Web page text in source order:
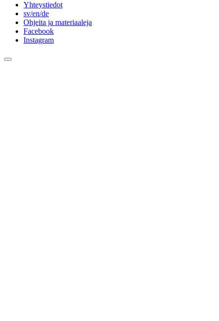
Yhteystiedot
sv/en/de
Ohjeita ja materiaaleja
Facebook
Instagram